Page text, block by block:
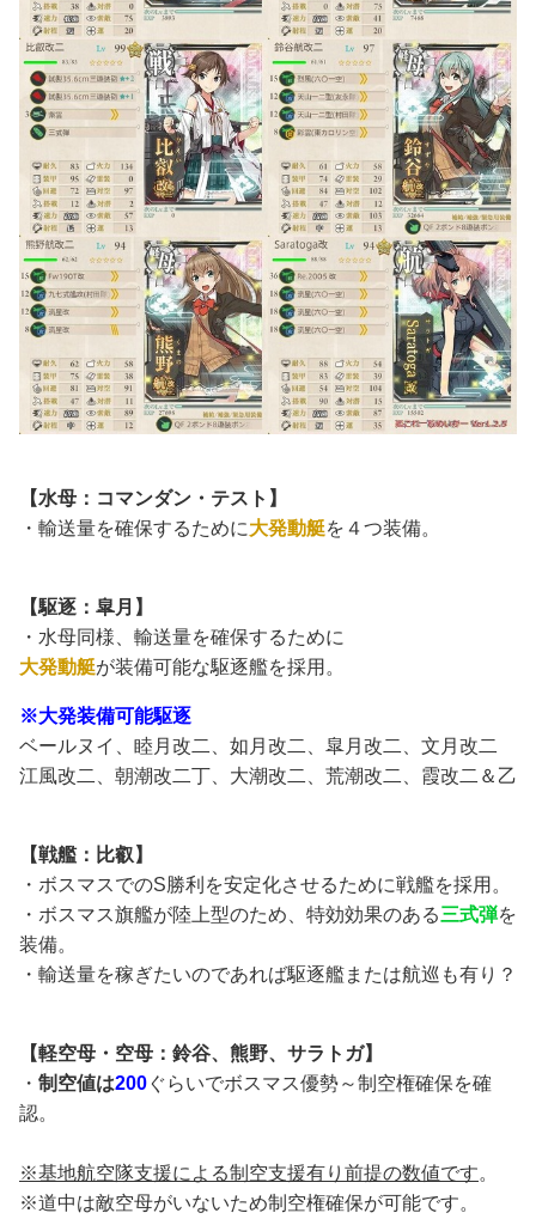
【水母：コマンダン・テスト】
・輸送量を確保するために大発動艇を４つ装備。
【駆逐：皐月】
・水母同様、輸送量を確保するために
大発動艇が装備可能な駆逐艦を採用。
※大発装備可能駆逐
ベールヌイ、睦月改二、如月改二、皐月改二、文月改二
江風改二、朝潮改二丁、大潮改二、荒潮改二、霞改二＆乙
【戦艦：比叡】
・ボスマスでのS勝利を安定化させるために戦艦を採用。
・ボスマス旗艦が陸上型のため、特効効果のある三式弾を
装備。
・輸送量を稼ぎたいのであれば駆逐艦または航巡も有り？
【軽空母・空母：鈴谷、熊野、サラトガ】
・ 制空値は200ぐらいでボスマス優勢～制空権確保を確
認。
※基地航空隊支援による制空支援有り前提の数値です。
※道中は敵空母がいないため制空権確保が可能です。